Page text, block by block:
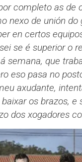
completo as de
nexo de unión do
en certos
se é superior o
semana, que
eso pasa no
axudante,
os brazos, e
dos xogadores